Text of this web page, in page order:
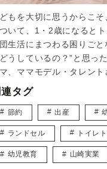
もを大切に思うからこ
いて、1・2歳になると
生活にまつわる困りご
うしているの？”と思っ
、ママモデル・タレン
連タグ
節約 出産
ランドセル トイレ
幼児教育 山崎実業